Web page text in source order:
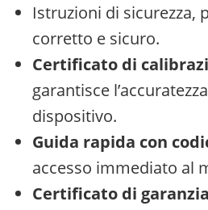
Istruzioni di sicurezza,
corretto e sicuro.
Certificato di
garantisce
dispositivo.
Guida rapida con
accesso immediato al
Certificato di